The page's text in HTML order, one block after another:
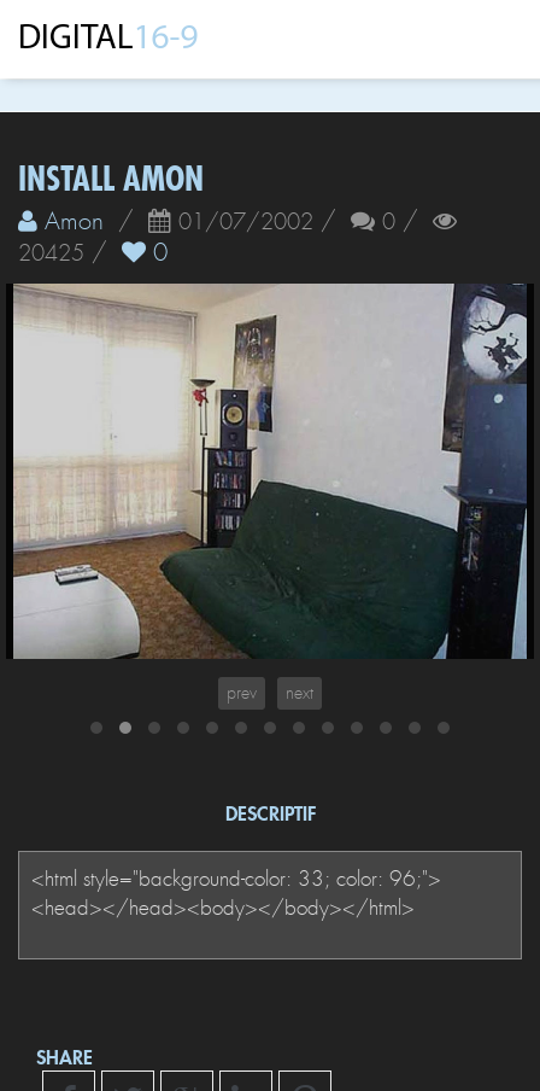
INSTALL AMON
Amon / 01/07/2002 / 0 /
20425 / 0
Vu arrière de ma salle qui fait aussi salon.
prev next